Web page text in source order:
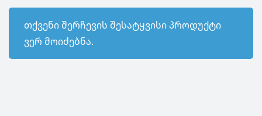
თქვენი შერჩევის შესატყვისი პროდუქტი
ვერ მოიძებნა.